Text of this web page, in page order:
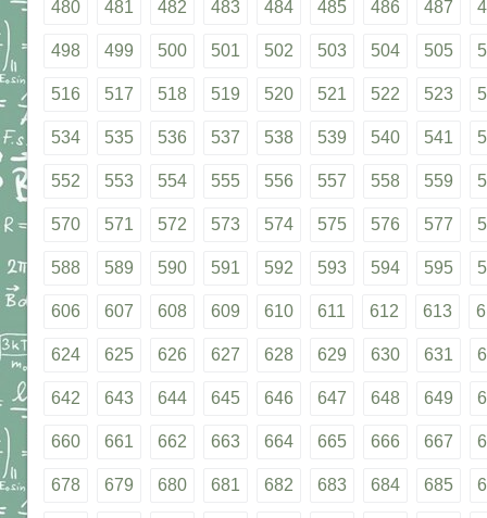
480 481 482 483 484 485 486 487
498 499 500 501 502 503 504 505
516 517 518 519 520 521 522 523
534 535 536 537 538 539 540 541
552 553 554 555 556 557 558 559
570 571 572 573 574 575 576 577
588 589 590 591 592 593 594 595
606 607 608 609 610 611 612 613
624 625 626 627 628 629 630 631
642 643 644 645 646 647 648 649
660 661 662 663 664 665 666 667
678 679 680 681 682 683 684 685